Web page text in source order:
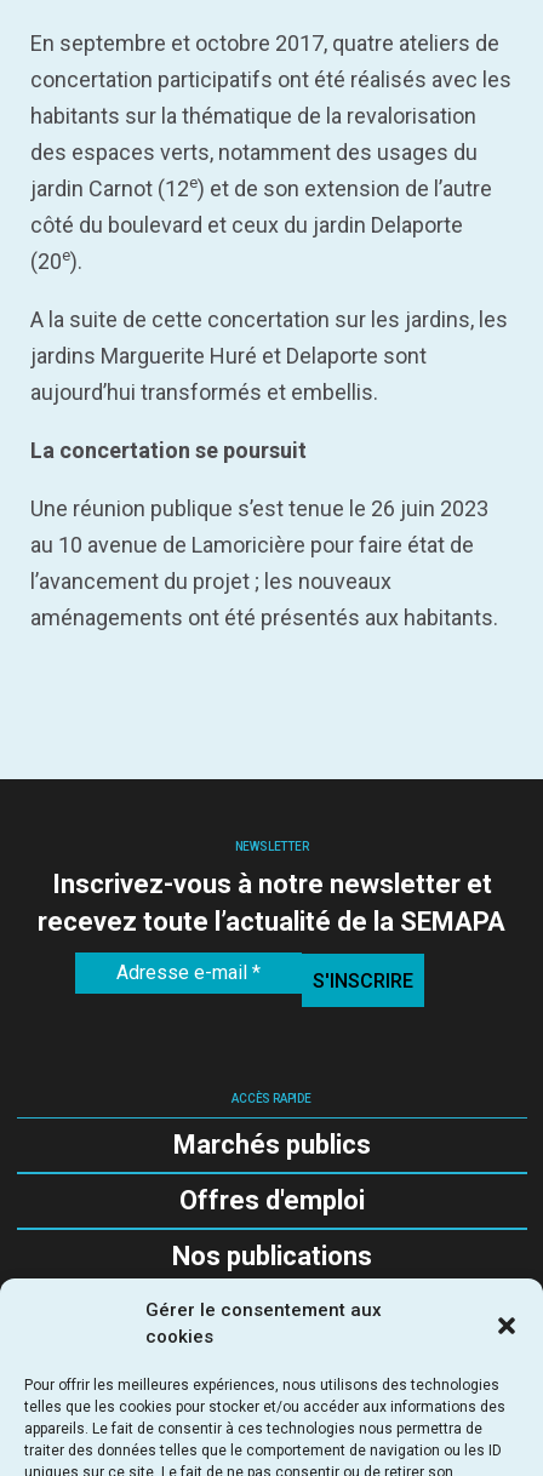
Gérer le consentement aux
cookies
Pour offrir les meilleures expériences, nous utilisons des technologies
telles que les cookies pour stocker et/ou accéder aux informations des
appareils. Le fait de consentir à ces technologies nous permettra de
traiter des données telles que le comportement de navigation ou les ID
uniques sur ce site. Le fait de ne pas consentir ou de retirer son
En septembre et octobre 2017, quatre ateliers de
concertation participatifs ont été réalisés avec les
habitants sur la thématique de la revalorisation
des espaces verts, notamment des usages du
jardin Carnot (12e) et de son extension de l’autre
côté du boulevard et ceux du jardin Delaporte
(20e).
A la suite de cette concertation sur les jardins, les
jardins Marguerite Huré et Delaporte sont
aujourd’hui transformés et embellis.
La concertation se poursuit
Une réunion publique s’est tenue le 26 juin 2023
au 10 avenue de Lamoricière pour faire état de
l’avancement du projet ; les nouveaux
aménagements ont été présentés aux habitants.
NEWSLETTER
Inscrivez-vous à notre newsletter et
recevez toute l’actualité de la SEMAPA
ACCÈS RAPIDE
Marchés publics
Offres d'emploi
Nos publications